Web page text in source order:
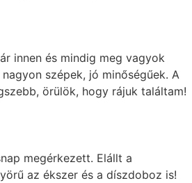
innen és mindig meg vagyok
szépek, jó minőségűek. A
örülök, hogy rájuk találtam!
megérkezett. Elállt a
az ékszer és a díszdoboz is!